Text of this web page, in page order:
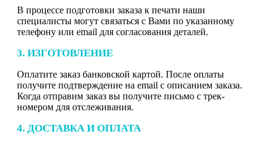
В процессе подготовки заказа к печати наши
специалисты могут связаться с Вами по указанному
телефону или email для согласования деталей.
3. ИЗГОТОВЛЕНИЕ
Оплатите заказ банковской картой. После оплаты
получите подтверждение на email с описанием заказа.
Когда отправим заказ вы получите письмо с трек-
номером для отслеживания.
4. ДОСТАВКА И ОПЛАТА